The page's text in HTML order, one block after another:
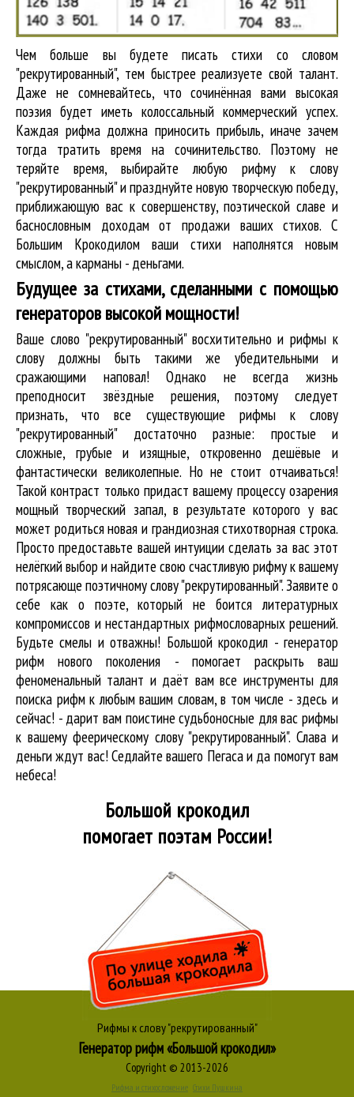
Чем больше вы будете писать стихи со словом
"рекрутированный", тем быстрее реализуете свой талант.
Даже не сомневайтесь, что сочинённая вами высокая
поэзия будет иметь колоссальный коммерческий успех.
Каждая рифма должна приносить прибыль, иначе зачем
тогда тратить время на сочинительство. Поэтому не
теряйте время, выбирайте любую рифму к слову
"рекрутированный" и празднуйте новую творческую победу,
приближающую вас к совершенству, поэтической славе и
баснословным доходам от продажи ваших стихов. С
Большим Крокодилом ваши стихи наполнятся новым
смыслом, а карманы - деньгами.
Будущее за стихами, сделанными с помощью
генераторов высокой мощности!
Ваше слово "рекрутированный" восхитительно и рифмы к
слову должны быть такими же убедительными и
сражающими наповал! Однако не всегда жизнь
преподносит звёздные решения, поэтому следует
признать, что все существующие рифмы к слову
"рекрутированный" достаточно разные: простые и
сложные, грубые и изящные, откровенно дешёвые и
фантастически великолепные. Но не стоит отчаиваться!
Такой контраст только придаст вашему процессу озарения
мощный творческий запал, в результате которого у вас
может родиться новая и грандиозная стихотворная строка.
Просто предоставьте вашей интуиции сделать за вас этот
нелёгкий выбор и найдите свою счастливую рифму к вашему
потрясающе поэтичному слову "рекрутированный". Заявите о
себе как о поэте, который не боится литературных
компромиссов и нестандартных рифмословарных решений.
Будьте смелы и отважны! Большой крокодил - генератор
рифм нового поколения - помогает раскрыть ваш
феноменальный талант и даёт вам все инструменты для
поиска рифмк любым вашим словам, в том числе - здесь и
сейчас! - дарит вам поистине судьбоносные для вас рифмы
к вашему феерическому слову "рекрутированный". Слава и
деньги ждут вас! Седлайте вашего Пегаса и да помогут вам
небеса!
Большой крокодил
помогает поэтам России!
Рифмы к слову "рекрутированный"
Генератор рифм «Большой крокодил»
Copyright © 2013-2026
Рифма и стихосложение Стихи Пушкина